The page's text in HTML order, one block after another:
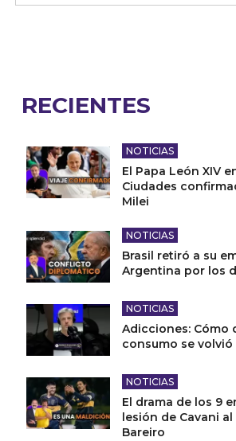
RECIENTES
NOTICIAS
El Papa León XIV
Ciudades
Milei
NOTICIAS
Brasil retiró a su
Argentina por los
NOTICIAS
Adicciones: Cómo
consumo se
NOTICIAS
El drama de los 9
lesión de Cavani
Bareiro